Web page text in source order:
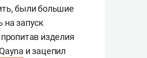
были большие
на запуск
изделия
Qayna и зацепил